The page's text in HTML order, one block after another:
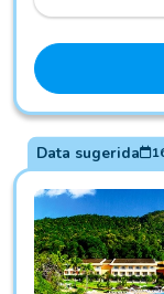
Data sugerida